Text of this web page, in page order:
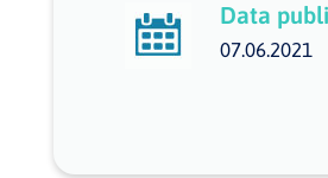
Data
07.06.2021